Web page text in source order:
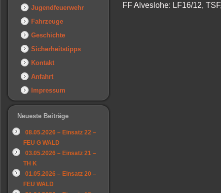
Jugendfeuerwehr
Fahrzeuge
Geschichte
Sicherheitstipps
Kontakt
Anfahrt
Impressum
Neueste Beiträge
08.05.2026 – Einsatz 22 –
FEU G WALD
03.05.2026 – Einsatz 21 –
TH K
01.05.2026 – Einsatz 20 –
FEU WALD
FF Alveslohe: LF16/12,